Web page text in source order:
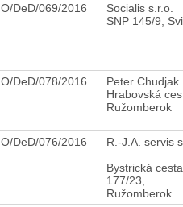
O/DeD/069/2016
Socialis s.r.o.
SNP 145/9,
O/DeD/078/2016
Peter
Hrabovská
Ružomberok
O/DeD/076/2016
R.-J.A. servis
Bystrická cesta
177/23,
Ružomberok